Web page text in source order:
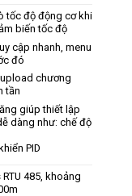
tốc độ động cơ khi
biến tốc độ
cập nhanh, menu
đó
chương
tần
giúp thiết lập
dàng như: chế độ
PID
485, khoảng